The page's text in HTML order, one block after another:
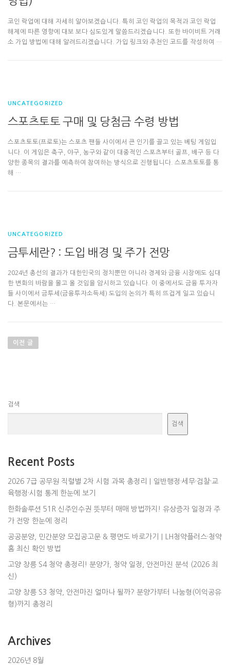
코인 락업에 대해 자세히 알아보겠습니다. 특히 코인 락업의 목적과 코인 락업
해제에 따른 영향에 대보 보다 심도있게 말씀드리겠습니다. 또한 바이비트 거래
소 가입 방법에 대해 알려드리겠습니다. 가입 링크와 추천인 코드를 작성하여 …
UNCATEGORIZED
스포츠토토 구매 및 당첨금 수령 방법
스포츠토토(프로토)는 스포츠 팬들 사이에서 큰 인기를 끌고 있는 베팅 게임입
니다. 이 게임은 축구, 야구, 농구와 같이 대중적인 스포츠부터 골프, 배구 등 다
양한 종목의 결과를 예측하여 참여하는 방식으로 진행됩니다. 스포츠토토를 통
해 …
UNCATEGORIZED
금투세란? : 도입 배경 및 주가 전망
2024년 총선의 결과가 대한민국의 정치뿐만 아니라 경제와 금융 시장에도 심대
한 변화의 바람을 몰고 올 것임을 암시하고 있습니다. 이 중에서도 금융 투자자
들 사이에서 금투세(금융투자소득세) 도입의 논의가 특히 뜨겁게 일고 있습니
다. 본문에서는 …
탐
이전 글
검색
검색
Recent Posts
2026 7급 공무원 직렬별 2차 시험 과목 총정리｜일반행정·세무·검찰·교
육행정·시험 통계 한눈에 보기
한화솔루션 51R 신주인수권 뜻부터 매매 방법까지! 유상증자 일정과 주
가 전망 한눈에 정리
공공분양, 민간분양 모집공고문 & 평면도 바로가기｜LH청약플러스·청약
홈 최신 확인 방법
고양 창릉 S4 청약 총정리! 분양가, 청약 일정, 안전마진 분석 (2026 최
신)
고양 창릉 S3 청약, 안전마진 얼마나 될까? 분양가부터 나눔형(이익공유
형)까지 총정리
Archives
2026년 8월